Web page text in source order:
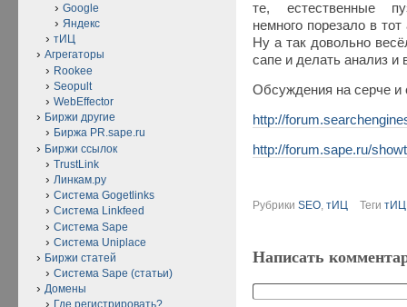
те, естественные
немного порезало в
Ну а так довольно
сапе и делать анализ и
Обсуждения на серче и
http://
http://forum.sape.ru/
РубрикиSEO ,тИЦ ТегитИЦ
Написать
Google
Яндекс
тИЦ
Агрегаторы
Rookee
Seopult
WebEffector
Биржи другие
Биржа PR.sape.ru
Биржи ссылок
TrustLink
Линкам.ру
Система Gogetlinks
Система Linkfeed
Система Sape
Система Uniplace
Биржи статей
Система Sape (статьи)
Домены